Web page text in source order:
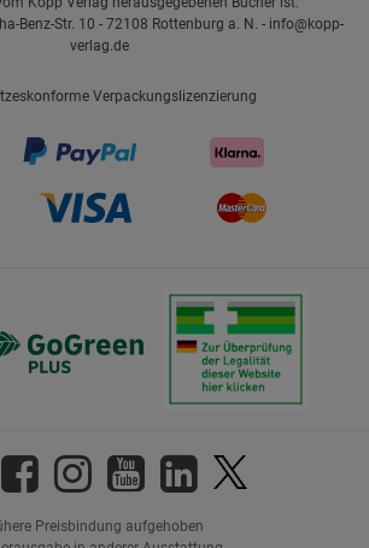
Benz-Str. 10 - 72108 Rottenburg a. N. - info@kopp-
verlag.de
Verpackungslizenzierung
Preisbindung aufgehoben